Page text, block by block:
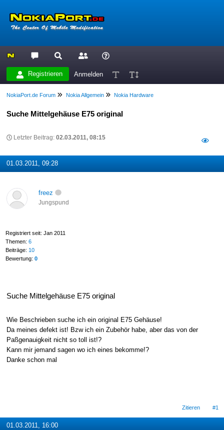
Registrieren Anmelden
NokiaPort.de Forum Nokia Allgemein Nokia Hardware
Suche Mittelgehäuse E75 original
Letzter Beitrag:02.03.2011, 08:15
01.03.2011, 09:28
freez
Jungspund
Registriert seit: Jan 2011
Themen: 6
Beiträge: 10
Bewertung: 0
Suche Mittelgehäuse E75 original
Wie Beschrieben suche ich ein original E75 Gehäuse!
Da meines defekt ist! Bzw ich ein Zubehör habe, aber das von der
Paßgenauigkeit nicht so toll ist!?
Kann mir jemand sagen wo ich eines bekomme!?
Danke schon mal
Zitieren #1
01.03.2011, 16:00